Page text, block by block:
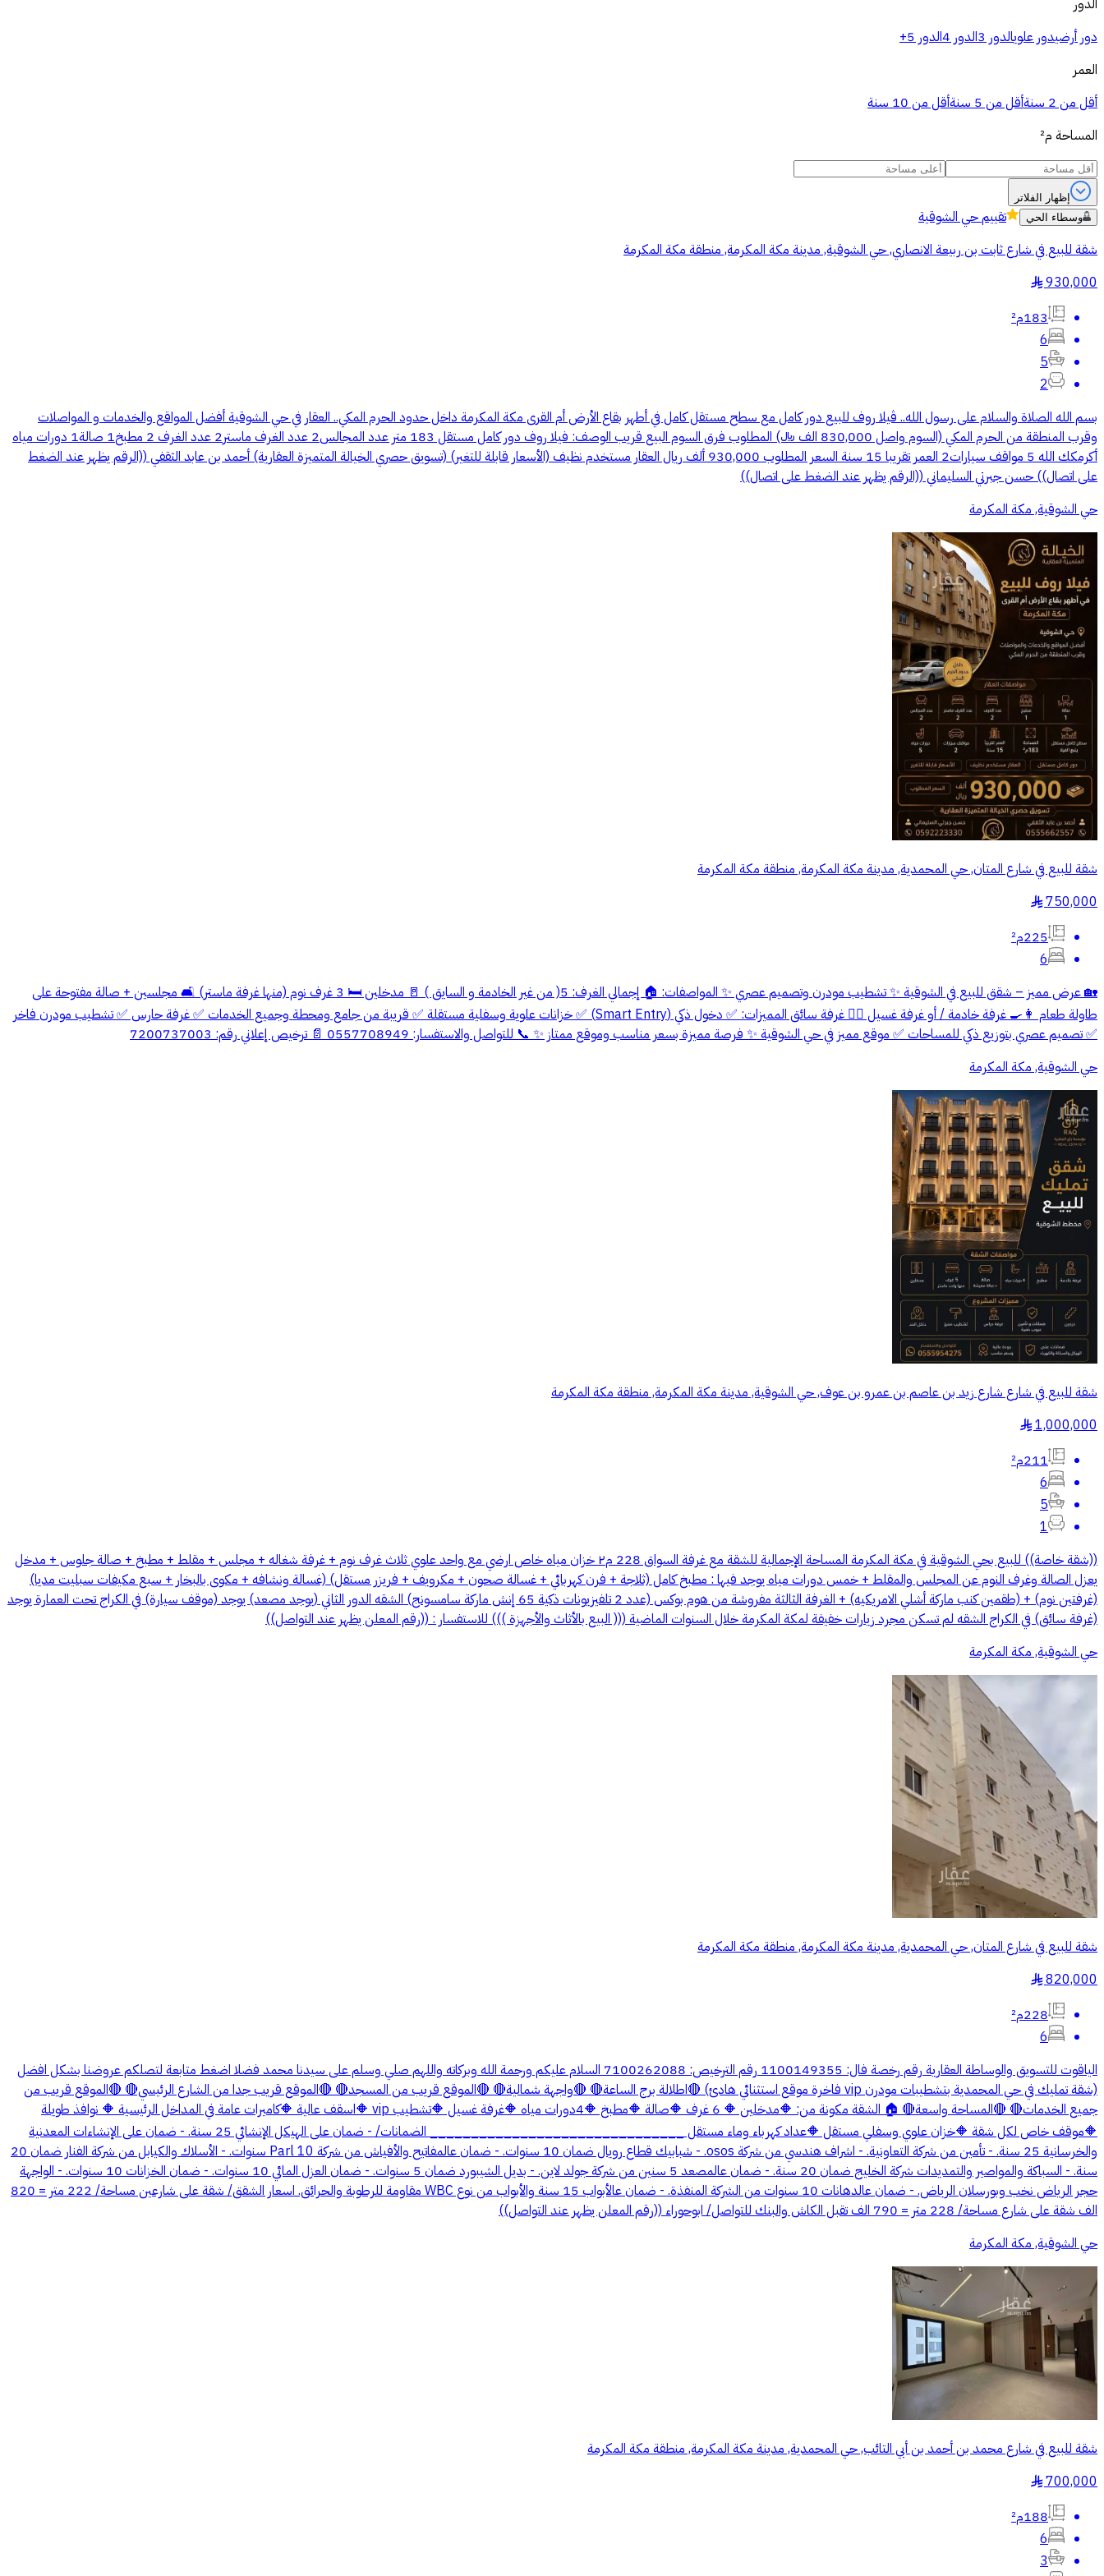
الدور
دور أرضيدور علويالدور 3 الدور 4 الدور 5+
العمر
أقل من 2 سنة
أقل من 5 سنة
أقل من 10 سنة
المساحة م²
إظهار الفلاتر
وسطاء الحي
تقييمحي الشوقية
شقة للبيع في شارع ثابت بن ربيعة الانصاري, حي الشوقية, مدينة مكة المكرمة, منطقة مكة المكرمة
930,000
§
183م²
6
5
2
‏بسم الله الصلاة والسلام على رسول الله.. ڤيلا روف للبيع دور كامل مع سطح مستقل كامل في أطهر بقاع الأرض أم القرى مكة المكرمة داخل حدود الحرم المكي.. العقار في حي الشوقية أفضل المواقع والخدمات و المواصلات
وقرب المنطقة من الحرم المكي (السوم واصل 830,000 الف ﷼) المطلوب فرق السوم البيع قريب الوصف: فيلا روف دور كامل مستقل 183 متر عدد المجالس2 عدد الغرف ماستر2 عدد الغرف 2 مطبخ1 صالة1 دورات مياه
أكرمكك الله 5 مواقف سيارات2 العمر تقريبا 15 سنة السعر المطلوب 930,000 ألف ريال العقار مستخدم نظيف (الأسعار قابلة للتغير) (تسويق حصري الخيالة المتميزة العقارية) أحمد بن عابد الثقفي ‏‎((الرقم يظهر عند الضغط
على اتصال)) حسن جبرتي السليماني ‏‎((الرقم يظهر عند الضغط على اتصال))
حي الشوقية, مكة المكرمة
شقة للبيع في شارع المتان, حي المحمدية, مدينة مكة المكرمة, منطقة مكة المكرمة
750,000
§
225م²
6
🏡 عرض مميز – شقق للبيع في الشوقية ✨ تشطيب مودرن وتصميم عصري ✨ المواصفات: 🏠 إجمالي الغرف: 5( من غير الخادمة و السايق ) 🚪 مدخلين 🛏️ 3 غرف نوم (منها غرفة ماستر) 🛋️ مجلسين + صالة مفتوحة على
طاولة طعام 👩‍🍳 غرفة خادمة / أو غرفة غسيل 👮‍♂️ غرفة سائق المميزات: ✅ دخول ذكي (Smart Entry) ✅ خزانات علوية وسفلية مستقلة ✅ قريبة من جامع ومحطة وجميع الخدمات ✅ غرفة حارس ✅ تشطيب مودرن فاخر
✅ تصميم عصري بتوزيع ذكي للمساحات ✅ موقع مميز في حي الشوقية ✨ فرصة مميزة بسعر مناسب وموقع ممتاز ✨ 📞 للتواصل والاستفسار: 0557708949 📄 ترخيص إعلاني رقم: 7200737003
حي الشوقية, مكة المكرمة
شقة للبيع في شارع شارع زيد بن عاصم بن عمرو بن عوف, حي الشوقية, مدينة مكة المكرمة, منطقة مكة المكرمة
1,000,000
§
211م²
6
5
1
((شقة خاصة)) للبيع بحي الشوقية في مكة المكرمة المساحة الإجمالية للشقة مع غرفة السواق 228 م٢ خزان مياه خاص ارضي مع واحد علوي ثلاث غرف نوم + غرفة شغاله + مجلس + مقلط + مطبخ + صالة جلوس + مدخل
يعزل الصالة وغرف النوم عن المجلس والمقلط + خمس دورات مياه يوجد فيها : مطبخ كامل (ثلاجة + فرن كهربائي + غسالة صحون + مكرويف + فريزر مستقل) (غسالة ونشافه + مكوى بالبخار + سبع مكيفات سبليت مديا)
(غرفتين نوم) + (طقمين كنب ماركة أشلي الامريكيه) + الغرفة الثالثة مفروشة من هوم بوكس (عدد 2 تلفيزيونات ذكية 65 إنش ماركة سامسونج) الشقه الدور الثاني (يوجد مصعد) يوجد (موقف سيارة) في الكراج تحت العمارة يوجد
(غرفة سائق) في الكراج الشقه لم تسكن مجرد زيارات خفيفة لمكة المكرمة خلال السنوات الماضية ((( البيع بالأثاث والأجهزة ))) للاستفسار : ((رقم المعلن يظهر عند التواصل))
حي الشوقية, مكة المكرمة
شقة للبيع في شارع المتان, حي المحمدية, مدينة مكة المكرمة, منطقة مكة المكرمة
820,000
§
228م²
6
الياقوت للتسويق والوساطة العقارية رقم رخصة فال: 1100149355 رقم الترخيص: 7100262088 السلام عليكم ورحمة الله وبركاته واللهم صلي وسلم على سيدنا محمد فضلا اضغط متابعة لتصلكم عروضنا بشكل افضل
(شقة تمليك في حي المحمدية بتشطيبات مودرن vip فاخرة موقع استثنائي هادئ) 🔴اطلالة برج الساعة🔴 🔴واجهة شمالية🔴 🔴الموقع قريب من المسجد🔴 🔴الموقع قريب جدا من الشارع الرئيسي🔴 🔴الموقع قريب من
جميع الخدمات🔴 🔴المساحة واسعة🔴 🏠 الشقة مكونة من: 🔶مدخلين 🔶 6 غرف 🔶صالة 🔶️مطبخ 🔶4دورات مياه 🔶️غرفة غسيل 🔶️تشطيب vip 🔶️اسقف عالية 🔶️كاميرات عامة في المداخل الرئيسية 🔶️ نوافذ طويلة
🔶موقف خاص لكل شقة 🔶خزان علوي وسفلي مستقل 🔶عداد كهرباء وماء مستقل ️_______________________________ الضمانات/ - ضمان على الهيكل الإنشائي 25 سنة. - ضمان على الإنشاءات المعدنية
والخرسانية 25 سنة. - تأمين من شركة التعاونية. - اشراف هندسي من شركة osos. - شبابيك قطاع رويال ضمان 10 سنوات. - ضمان عالمفاتيح والأفياش من شركة Parl 10 سنوات. - الأسلاك والكيابل من شركة الفنار ضمان 20
سنة. - السباكة والمواصير والتمديدات شركة الخليج ضمان 20 سنة. - ضمان عالمصعد 5 سنين من شركة جولد لاين. - بديل الشيبورد ضمان 5 سنوات. - ضمان العزل المائي 10 سنوات. - ضمان الخزانات 10 سنوات. - الواجهة
حجر الرياض نخب وبورسلان الرياض. - ضمان عالدهانات 10 سنوات من الشركة المنفذة. - ضمان عالأبواب 15 سنة والأبواب من نوع WBC مقاومة للرطوبة والحرائق. اسعار الشقق/ شقة على شارعين مساحة/ 222 متر = 820
الف شقة على شارع مساحة/ 228 متر = 790 الف تقبل الكاش والبنك للتواصل/ ابوحوراء ((رقم المعلن يظهر عند التواصل))
حي الشوقية, مكة المكرمة
شقة للبيع في شارع محمد بن أحمد بن أبي التائب, حي المحمدية, مدينة مكة المكرمة, منطقة مكة المكرمة
700,000
§
188م²
6
3